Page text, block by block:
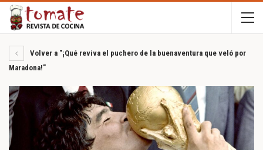
Volver a "¡Qué reviva el puchero de la buenaventura que veló por
Maradona!"